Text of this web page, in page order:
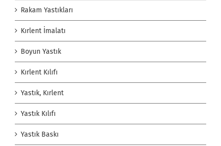
Rakam Yastıkları
Kırlent İmalatı
Boyun Yastık
Kırlent Kılıfı
Yastık, Kırlent
Yastık Kılıfı
Yastık Baskı